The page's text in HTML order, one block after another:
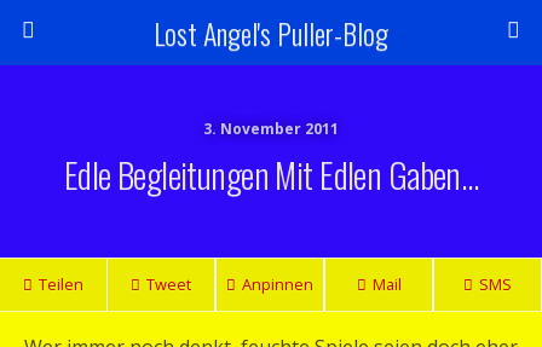
Lost Angel's Puller-Blog
3. November 2011
Edle Begleitungen Mit Edlen Gaben…
Teilen Tweet Anpinnen Mail SMS